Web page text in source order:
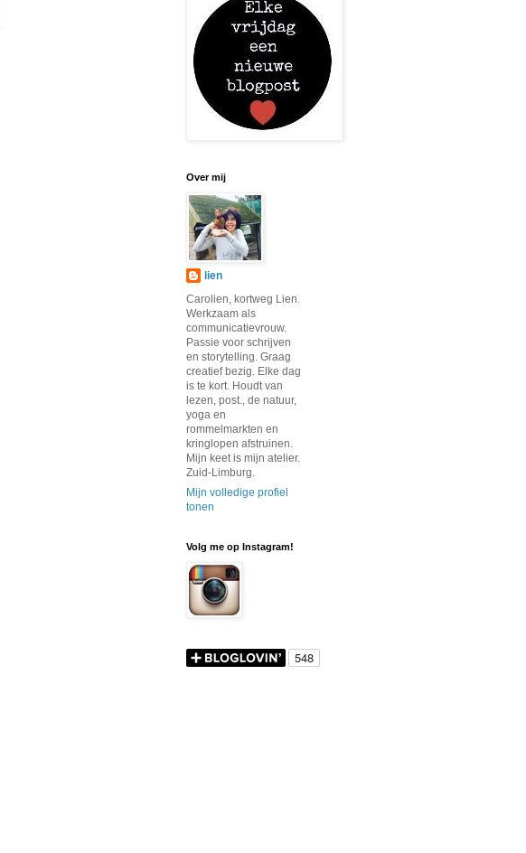
Over mij
lien
Carolien, kortweg Lien.
Werkzaam als
communicatievrouw.
Passie voor schrijven
en storytelling. Graag
creatief bezig. Elke dag
is te kort. Houdt van
lezen, post., de natuur,
yoga en
rommelmarkten en
kringlopen afstruinen.
Mijn keet is mijn atelier.
Zuid-Limburg.
Mijn volledige profiel
tonen
Volg me op Instagram!